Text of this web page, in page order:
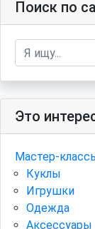
Поиск по
Это
Мастер-
Куклы
Игрушки
Одежда
Аксессуары